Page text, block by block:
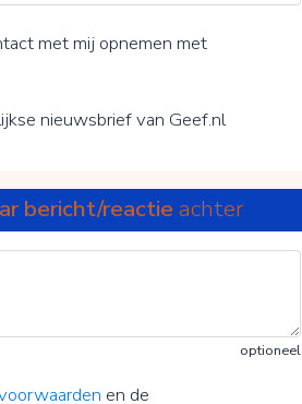
met mij opnemen met
nieuwsbrief van Geef.nl
bericht/reactie achter
optioneel
en de